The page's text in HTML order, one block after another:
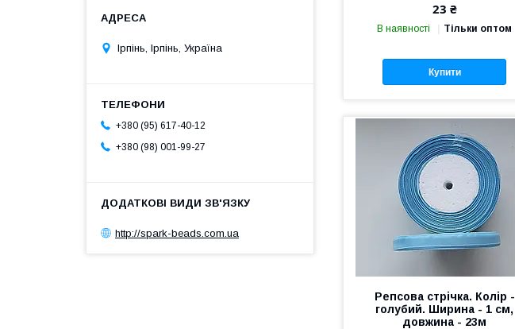
23 ₴
В наявності Тільки оптом
Купити
Репсова стрічка. Колір -
голубий. Ширина - 1 см,
довжина - 23м
Ірпінь, Ірпінь, Україна
+380 (95) 617-40-12
+380 (98) 001-99-27
http://spark-beads.com.ua